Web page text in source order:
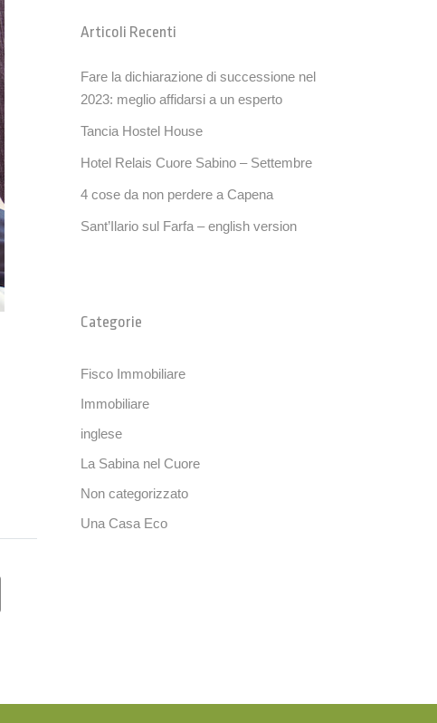
Articoli Recenti
Fare la dichiarazione di successione nel
2023: meglio affidarsi a un esperto
Tancia Hostel House
Hotel Relais Cuore Sabino – Settembre
4 cose da non perdere a Capena
Sant’Ilario sul Farfa – english version
Categorie
Fisco Immobiliare
Immobiliare
inglese
La Sabina nel Cuore
Non categorizzato
Una Casa Eco